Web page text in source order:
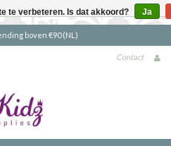
boven €90 (NL)
Contact
te verbeteren. Is dat akkoord? Ja